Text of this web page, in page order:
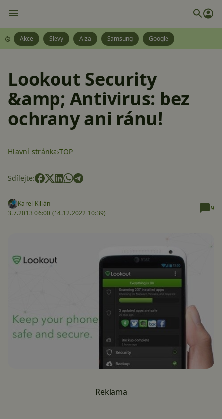
Akce Slevy Alza Samsung Google
Lookout Security
&amp; Antivirus: bez
ochrany ani ránu!
Hlavní stránka TOP
Sdílejte:
Karel Kilián
3.7.2013 06:00 (14.12.2022 10:39)
9
Reklama